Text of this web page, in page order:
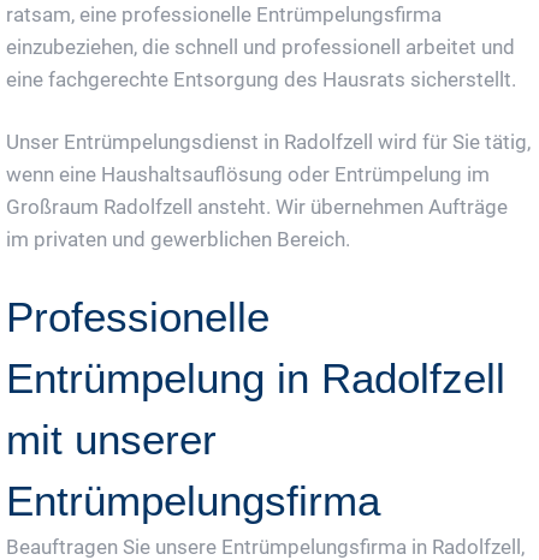
ratsam, eine professionelle Entrümpelungsfirma
einzubeziehen, die schnell und professionell arbeitet und
eine fachgerechte Entsorgung des Hausrats sicherstellt.
Unser Entrümpelungsdienst in Radolfzell wird für Sie tätig,
wenn eine Haushaltsauflösung oder Entrümpelung im
Großraum Radolfzell ansteht. Wir übernehmen Aufträge
im privaten und gewerblichen Bereich.
Professionelle
Entrümpelung in Radolfzell
mit unserer
Entrümpelungsfirma
Beauftragen Sie unsere Entrümpelungsfirma in Radolfzell,